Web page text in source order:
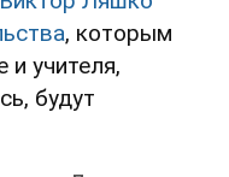
, которым
и учителя,
будут